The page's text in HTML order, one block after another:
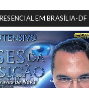
EM BRASÍLIA-DF